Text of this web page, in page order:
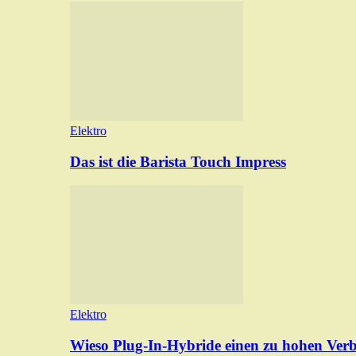
Elektro
Das ist die Barista Touch Impress
Elektro
Wieso Plug-In-Hybride einen zu hohen